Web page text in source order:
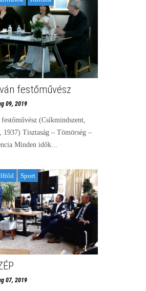
festőművész
09, 2019
(Csíkmindszent,
1937) Tisztaság – Tömörség –
Minden idők...
Sport
07, 2019